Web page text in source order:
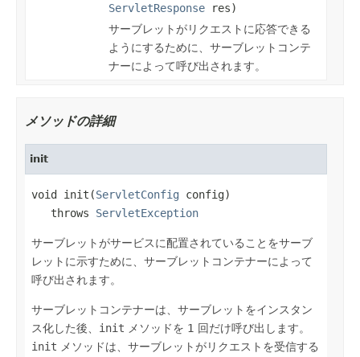
ServletResponse res)
サーブレットがリクエストに応答できる
ようにするために、サーブレットコンテ
ナーによって呼び出されます。
メソッドの詳細
init
void init(ServletConfig config)
   throws
ServletException
サーブレットがサービスに配置されていることをサーブ
レットに示すために、サーブレットコンテナーによって
呼び出されます。
サーブレットコンテナーは、サーブレットをインスタン
ス化した後、 init メソッドを 1 回だけ呼び出します。
init メソッドは、サーブレットがリクエストを受信する